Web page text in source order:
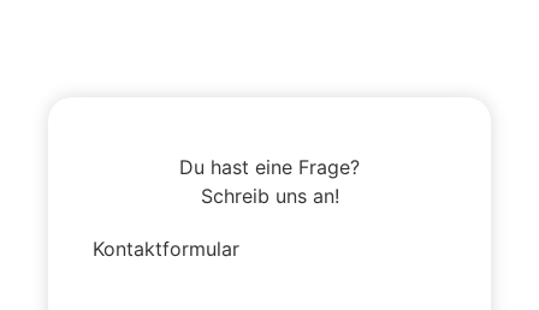
Du hast eine Frage?
Schreib uns an!
Kontaktformular